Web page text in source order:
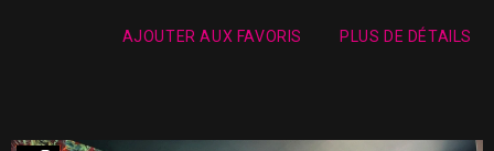
AJOUTER AUX FAVORIS PLUS DE DÉTAILS